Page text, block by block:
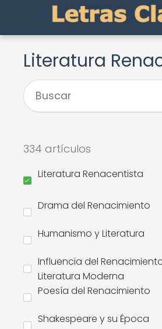
Literatura
334 artículos
Literatura Renacentista
Drama del Renacimiento
Humanismo y Literatura
Influencia del
Literatura Moderna
Poesía del Renacimiento
Shakespeare y su Época